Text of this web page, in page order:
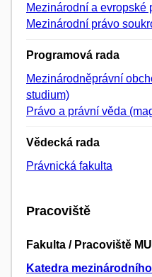
Mezinárodní a evropské
Mezinárodní právo
Programová rada
Mezinárodněprávní
studium)
Právo a právní věda
Vědecká rada
Právnická fakulta
Pracoviště
Fakulta / Pracoviště MU
Katedra